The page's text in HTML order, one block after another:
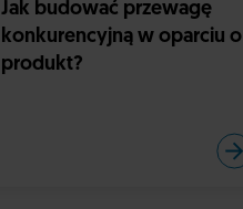
Jak budować przewagę
konkurencyjną w oparciu o
produkt?